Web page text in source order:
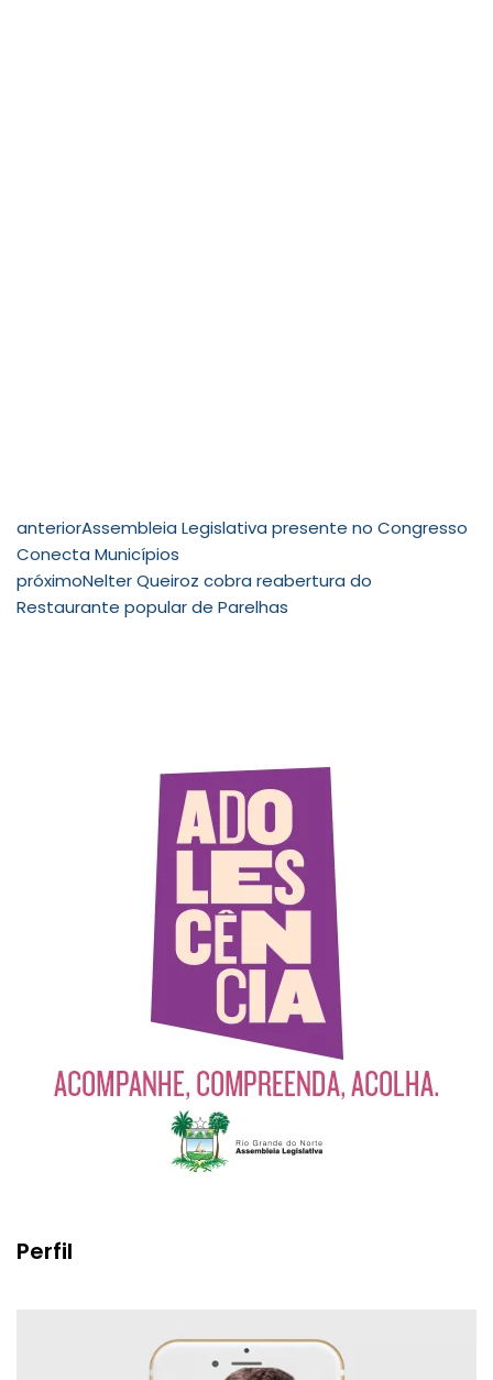
anteriorAssembleia Legislativa presente no Congresso
Conecta Municípios
próximoNelter Queiroz cobra reabertura do
Restaurante popular de Parelhas
Perfil